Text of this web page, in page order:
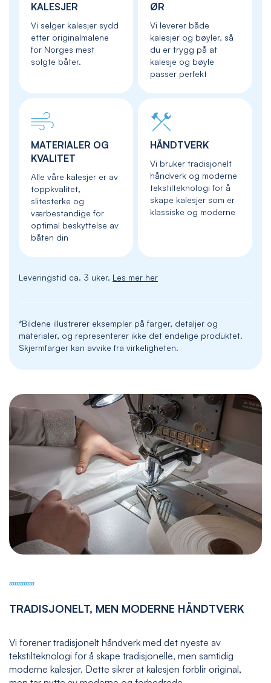
KALESJER
Vi selger kalesjer sydd
etter originalmalene
for Norges mest
solgte båter.
ØR
Vi leverer både
kalesjer og bøyler, så
du er trygg på at
kalesje og bøyle
passer perfekt
MATERIALER OG
KVALITET
Alle våre kalesjer er av
toppkvalitet,
slitesterke og
værbestandige for
optimal beskyttelse av
båten din
HÅNDTVERK
Vi bruker tradisjonelt
håndverk og moderne
tekstilteknologi for å
skape kalesjer som er
klassiske og moderne
Leveringstid ca. 3 uker. Les mer her
*Bildene illustrerer eksempler på farger, detaljer og
materialer, og representerer ikke det endelige produktet.
Skjermfarger kan avvike fra virkeligheten.
TRADISJONELT, MEN MODERNE HÅNDTVERK
Vi forener tradisjonelt håndverk med det nyeste av
tekstilteknologi for å skape tradisjonelle, men samtidig
moderne kalesjer. Dette sikrer at kalesjen forblir original,